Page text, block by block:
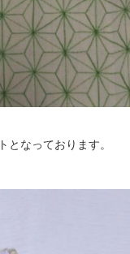
なっております。